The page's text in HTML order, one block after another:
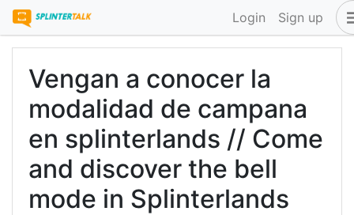
Login Sign up
Vengan a conocer la
modalidad de campana
en splinterlands // Come
and discover the bell
mode in Splinterlands